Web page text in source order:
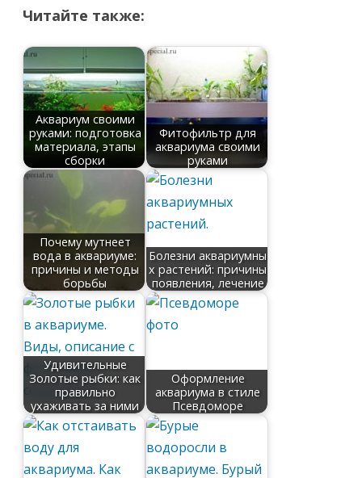
Читайте также:
Аквариум своими
руками: подготовка
материала, этапы
сборки
Фитофильтр для
аквариума своими
руками
Почему мутнеет
вода в аквариуме:
причины и методы
борьбы
Болезни аквариумны
х растений: причины
появления, лечение
Удивительные
Золотые рыбки: как
правильно
ухаживать за ними
Оформление
аквариума в стиле
Псевдоморе